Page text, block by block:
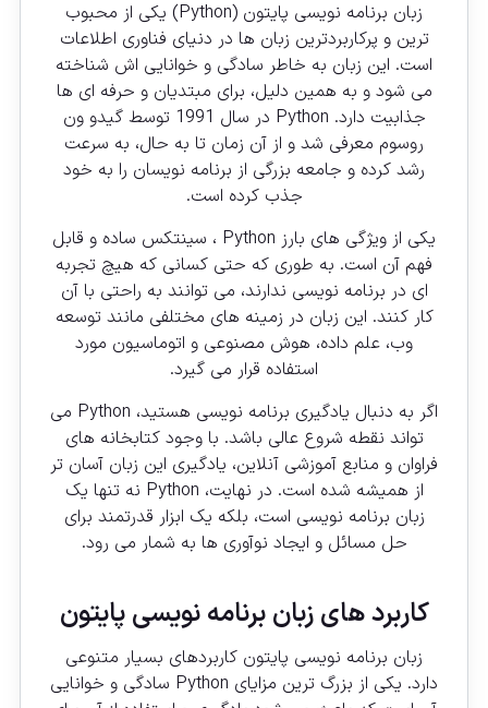
زبان برنامه نویسی پایتون
(Python) یکی از محبوب
ترین و پرکاربردترین زبان ها در دنیای فناوری اطلاعات
است. این زبان به خاطر سادگی و خوانایی اش شناخته
می شود و به همین دلیل، برای مبتدیان و حرفه ای ها
جذابیت دارد. Python در سال 1991 توسط گیدو ون
روسوم معرفی شد و از آن زمان تا به حال، به سرعت
رشد کرده و جامعه بزرگی از برنامه نویسان را به خود
جذب کرده است.
یکی از ویژگی های بارز Python ، سینتکس ساده و قابل
فهم آن است. به طوری که حتی کسانی که هیچ تجربه
ای در برنامه نویسی ندارند، می توانند به راحتی با آن
کار کنند. این زبان در زمینه های مختلفی مانند توسعه
وب، علم داده، هوش مصنوعی و اتوماسیون مورد
استفاده قرار می گیرد.
اگر به دنبال یادگیری برنامه نویسی هستید، Python می
تواند نقطه شروع عالی باشد. با وجود کتابخانه های
فراوان و منابع آموزشی آنلاین، یادگیری این زبان آسان تر
از همیشه شده است. در نهایت، Python نه تنها یک
زبان برنامه نویسی است، بلکه یک ابزار قدرتمند برای
حل مسائل و ایجاد نوآوری ها به شمار می رود.
کاربرد های زبان برنامه نویسی پایتون
زبان برنامه نویسی پایتون کاربردهای بسیار متنوعی
دارد. یکی از بزرگ ترین مزایای Python سادگی و خوانایی